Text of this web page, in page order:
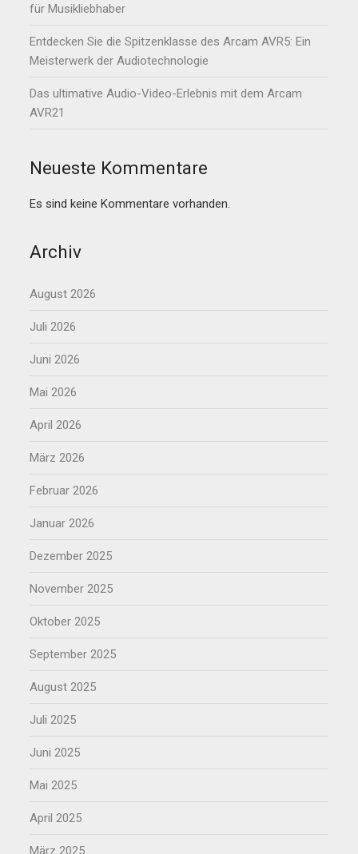
für Musikliebhaber
Entdecken Sie die Spitzenklasse des Arcam AVR5: Ein
Meisterwerk der Audiotechnologie
Das ultimative Audio-Video-Erlebnis mit dem Arcam
AVR21
Neueste Kommentare
Es sind keine Kommentare vorhanden.
Archiv
August 2026
Juli 2026
Juni 2026
Mai 2026
April 2026
März 2026
Februar 2026
Januar 2026
Dezember 2025
November 2025
Oktober 2025
September 2025
August 2025
Juli 2025
Juni 2025
Mai 2025
April 2025
März 2025